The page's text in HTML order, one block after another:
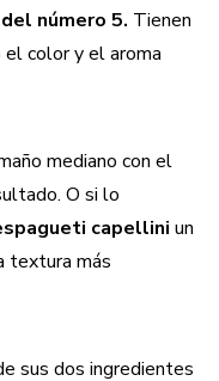
número 5. Tienen
color y el aroma
mediano con el
O si lo
capellini un
textura más
sus dos ingredientes